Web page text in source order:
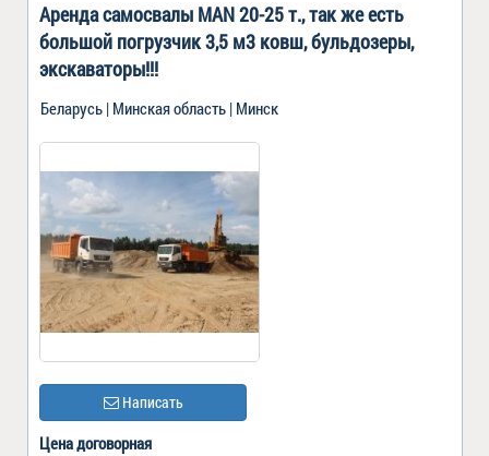
Аренда самосвалы MAN 20-25 т., так же есть
большой погрузчик 3,5 м3 ковш, бульдозеры,
экскаваторы!!!
Беларусь | Минская область | Минск
Написать
Цена договорная